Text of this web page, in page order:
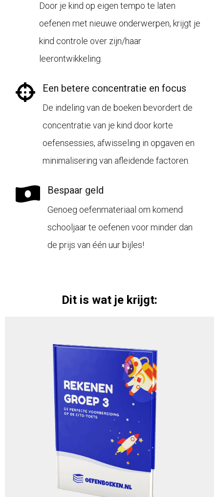
Door je kind op eigen tempo te laten
oefenen met nieuwe onderwerpen, krijgt je
kind controle over zijn/haar
leerontwikkeling.
Een betere concentratie en focus
De indeling van de boeken bevordert de
concentratie van je kind door korte
oefensessies, afwisseling in opgaven en
minimalisering van afleidende factoren.
Bespaar geld
Genoeg oefenmateriaal om komend
schooljaar te oefenen voor minder dan
de prijs van één uur bijles!
Dit is wat je krijgt: